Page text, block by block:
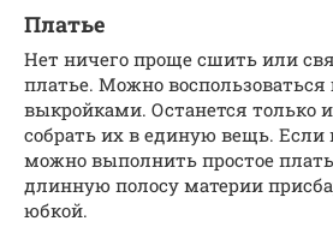
Платье
Нет ничего проще сшить или
платье. Можно
выкройками. Останется только
собрать их в единую вещь. Если
можно выполнить простое
длинную полосу материи
юбкой.